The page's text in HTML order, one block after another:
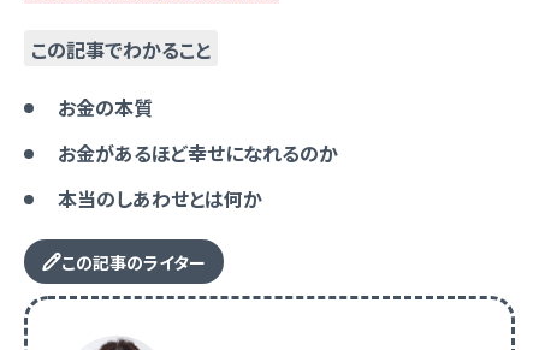
この記事でわかること
お金の本質
お金があるほど幸せになれるのか
本当のしあわせとは何か
この記事のライター